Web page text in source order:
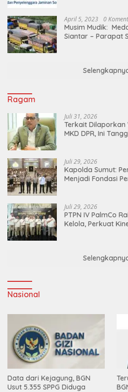
April 5, 2023 0
Musim Mudik:
Siantar – Parapat
Ragam
Juli 31, 2026
Terkait Dilaporkan
MKD DPR, Ini
Juli 29, 2026
Kapolda Sumut:
Menjadi Fondasi
Juli 29, 2026
PTPN IV PalmCo
Kelola, Perkuat
Nasional
Data dari Kejagung, BGN
Usut 5.355 SPPG Diduga